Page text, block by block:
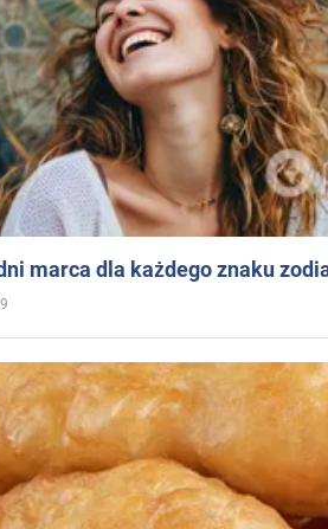
marca dla każdego znaku